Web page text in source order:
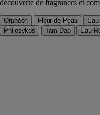
découverte de fragrances et
Orphéon Fleur de Peau
Philosykos
Tam Dao Eau